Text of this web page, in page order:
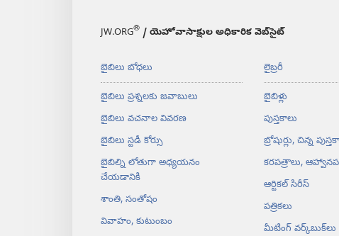
JW.ORG® / యెహోవాసాక్షుల అధికారిక వెబ్‌సైట్‌
బైబిలు బోధలు
బైబిలు ప్రశ్నలకు జవాబులు
బైబిలు వచనాల వివరణ
బైబిలు స్టడీ కోర్సు
బైబిల్ని లోతుగా అధ్యయనం
చేయడానికి
శాంతి, సంతోషం
వివాహం, కుటుంబం
లైబ్రరీ
బైబిళ్లు
పుస్తకాలు
బ్రోషుర్లు, చిన్న
కరపత్రాలు,
ఆర్టికల్‌ సిరీస్‌
పత్రికలు
మీటింగ్‌ వర్క్‌బుక్‌లు